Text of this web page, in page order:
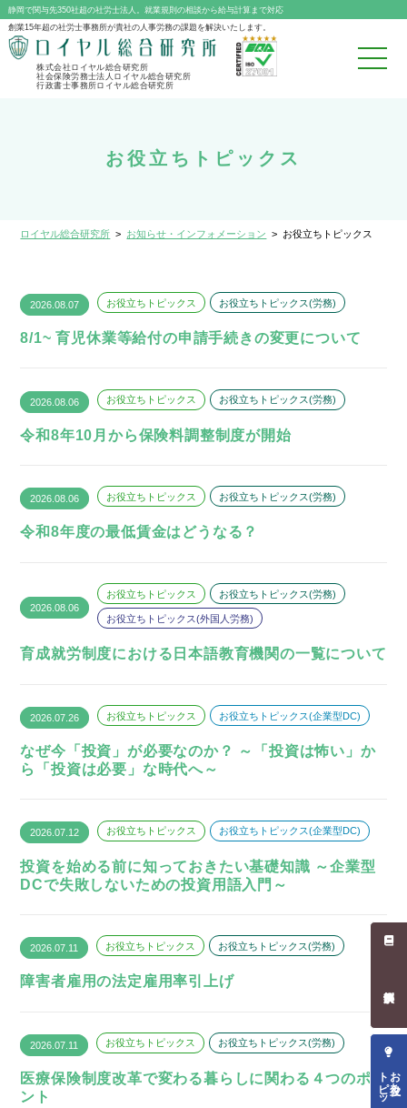
静岡で関与先350社超の社労士法人。就業規則の相談から給与計算まで対応
創業15年超の社労士事務所が貴社の人事労務の課題を解決いたします。
株式会社ロイヤル総合研究所
社会保険労務士法人ロイヤル総合研究所
行政書士事務所ロイヤル総合研究所
お役立ちトピックス
ロイヤル総合研究所 > お知らせ・インフォメーション > お役立ちトピックス
8/1~ 育児休業等給付の申請手続きの変更について
2026.08.07 お役立ちトピックス お役立ちトピックス(労務)
令和8年10月から保険料調整制度が開始
2026.08.06 お役立ちトピックス お役立ちトピックス(労務)
令和8年度の最低賃金はどうなる？
2026.08.06 お役立ちトピックス お役立ちトピックス(労務)
育成就労制度における日本語教育機関の一覧について
2026.08.06
お役立ちトピックス お役立ちトピックス(労務)
お役立ちトピックス(外国人労務)
なぜ今「投資」が必要なのか？ ～「投資は怖い」か
ら「投資は必要」な時代へ～
2026.07.26 お役立ちトピックス お役立ちトピックス(企業型DC)
投資を始める前に知っておきたい基礎知識 ～企業型
DCで失敗しないための投資用語入門～
2026.07.12 お役立ちトピックス お役立ちトピックス(企業型DC)
障害者雇用の法定雇用率引上げ
2026.07.11 お役立ちトピックス お役立ちトピックス(労務)
医療保険制度改革で変わる暮らしに関わる４つのポイ
ント
2026.07.11 お役立ちトピックス お役立ちトピックス(労務)
お役立ち
トピックス